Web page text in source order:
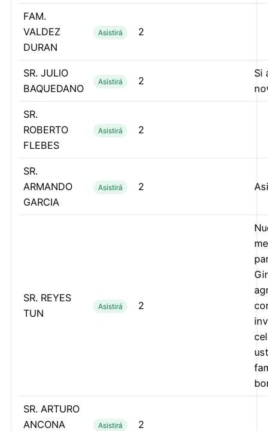
FAM.
VALDEZ
DURAN
Asistirá 2
SR. JULIO
BAQUEDANO
Asistirá 2
Si
SR.
ROBERTO
FLEBES
Asistirá 2
SR.
ARMANDO
GARCIA
Asistirá 2
SR. REYES
TUN
Asistirá 2
SR. ARTURO
ANCONA
Asistirá 2